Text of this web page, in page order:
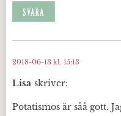
SVARA
Lisa skriver:
2018-06-13 kl. 15:13
Potatismos är såå gott.